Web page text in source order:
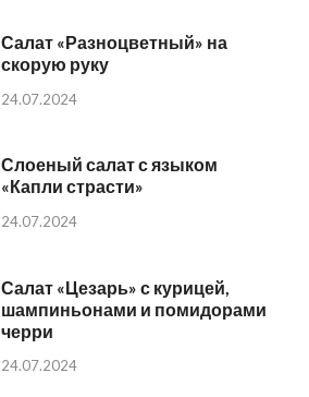
Салат «Разноцветный» на
скорую руку
24.07.2024
Слоеный салат с языком
«Капли страсти»
24.07.2024
Салат «Цезарь» с курицей,
шампиньонами и помидорами
черри
24.07.2024